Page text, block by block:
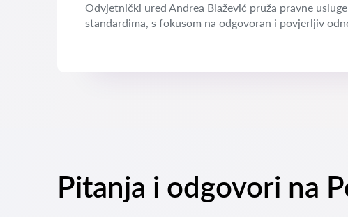
Odvjetnički ured Andrea Blažević pruža pravne
standardima, s fokusom na odgovoran i povjerljiv
Pitanja i odgovori na